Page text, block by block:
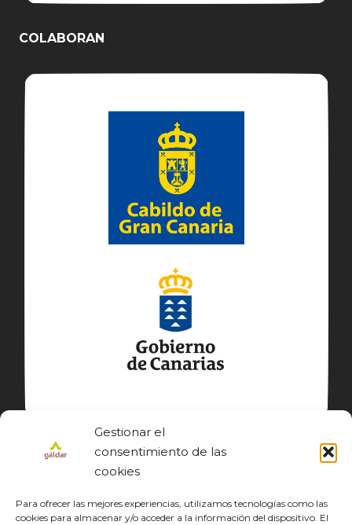
Gestionar el
consentimiento de las
cookies
Para ofrecer las mejores experiencias, utilizamos tecnologías como las
cookies para almacenar y/o acceder a la información del dispositivo. El
COLABORAN